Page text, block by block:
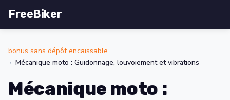
FreeBiker
bonus sans dépôt encaissable
Mécanique moto : Guidonnage, louvoiement et vibrations
Mécanique moto :